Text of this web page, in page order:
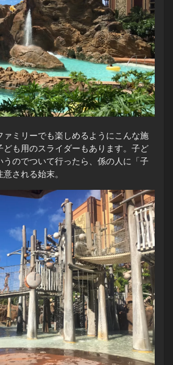
ァミリーでも楽しめるようにこんな施
ども用のスライダーもあります。子ど
うのでついて行ったら、係の人に「子
される始末。